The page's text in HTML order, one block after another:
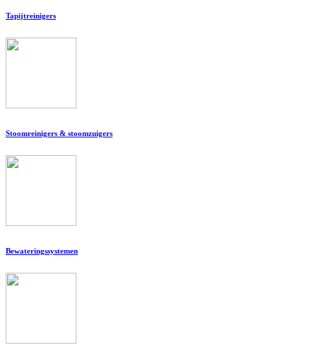
Tapijtreinigers
Stoomreinigers & stoomzuigers
Bewateringssystemen